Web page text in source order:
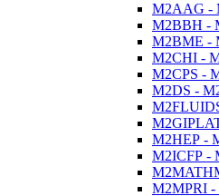
M2AAG -
M2BBH -
M2BME -
M2CHI -
M2CPS -
M2DS -
M2HEP -
M2ICFP -
M2MPRI -